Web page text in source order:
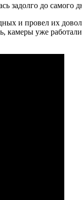
задолго до самого
и провел их
камеры уже